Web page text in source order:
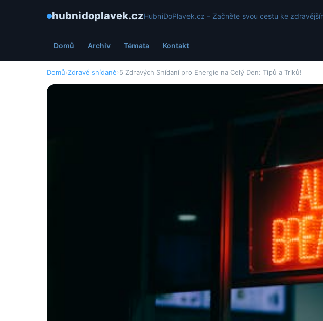
hubnidoplavek.czHubniDoPlavek.cz – Začněte svou cestu ke
Domů Archiv Témata Kontakt
Domů›Zdravé snídaně›5 Zdravých Snídaní pro Energie na Celý Den: Tipů a Triků!